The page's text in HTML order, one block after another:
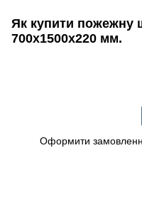
Як купити пожежну
700х1500х220 мм.
Оформити